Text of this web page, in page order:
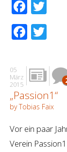
05
März
2015
„Passion1“
by Tobias Faix
Vor ein paar
Verein